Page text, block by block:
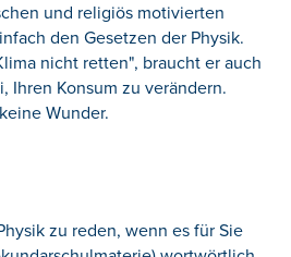
und religiös motivierten
den Gesetzen der Physik.
nicht retten", braucht er auch
Ihren Konsum zu verändern.
Wunder.
zu reden, wenn es für Sie